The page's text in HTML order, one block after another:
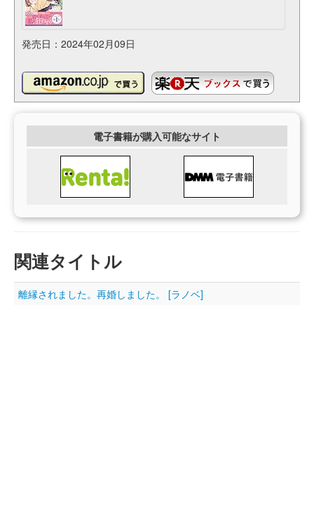
発売日：2024年02月09日
電子書籍が購入可能なサイト
関連タイトル
離縁されました。再婚しました。 [ラノベ]